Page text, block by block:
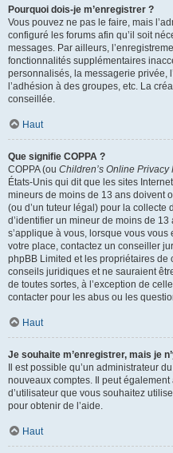
Pourquoi dois-je m’enregistrer ?
Vous pouvez ne pas le faire, mais
configuré les forums afin qu’il soit
messages. Par ailleurs,
fonctionnalités supplémentaires
personnalisés, la messagerie privée,
l’adhésion à des groupes, etc. La
conseillée.
Haut
Que signifie COPPA ?
COPPA (ou Children’s Online Privacy
États-Unis qui dit que les sites
mineurs de moins de 13 ans doivent
(ou d’un tuteur légal) pour la collecte
d’identifier un mineur de moins de
s’applique à vous, lorsque vous
votre place, contactez un conseiller
phpBB Limited et les propriétaires de
conseils juridiques et ne sauraient
de toutes sortes, à l’exception de
contacter pour les abus ou les
Haut
Je souhaite m’enregistrer, mais je
Il est possible qu’un administrateur
nouveaux comptes. Il peut
d’utilisateur que vous souhaitez
pour obtenir de l’aide.
Haut